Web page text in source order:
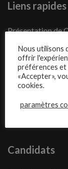
Liens rapides
Présentation de
Poster une
Offres d’emploi
Questions
Blog
Candidats
Nous utilisons
offrir
préférences et
«Accepter»,
cookies.
paramètres